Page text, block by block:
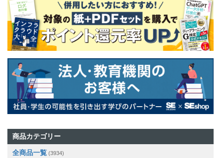
商品カテゴリー
全商品一覧 (3934)